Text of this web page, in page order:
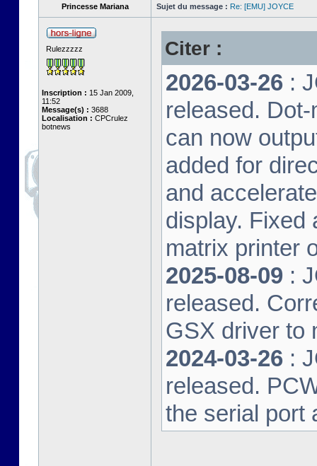
Princesse Mariana Sujet du message : Re: [EMU] JOYCE
Rulezzzzz
Inscription : 15 Jan 2009,
11:52
Message(s) : 3688
Localisation : CPCrulez
botnews
Citer :
2026-03-26 :
released.
can now
added for
and
display. Fixed
matrix printer
2025-08-09 :
released.
GSX driver to
2024-03-26 :
released.
the serial port